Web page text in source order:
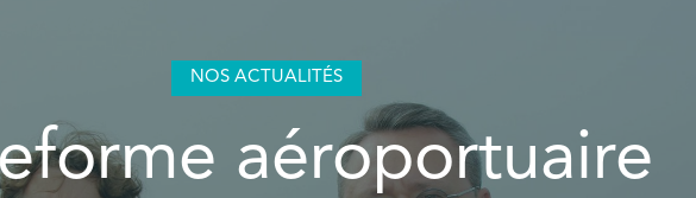
NOS ACTUALITÉS
aéroportuaire